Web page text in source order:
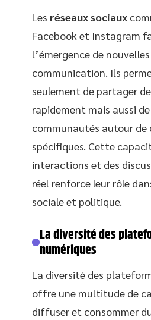
Les réseaux sociaux
Facebook et Instagram
l’émergence de
communication. Ils
seulement de partager
rapidement mais aussi
communautés autour de
spécifiques. Cette
interactions et des
réel renforce leur rôle
sociale et politique.
La diversité des
numériques
La diversité des
offre une multitude de
diffuser et consommer